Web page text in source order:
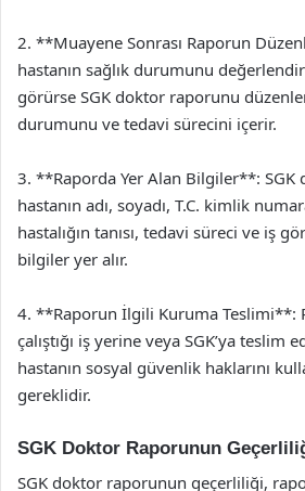
2. **Muayene Sonrası Raporun
hastanın sağlık durumunu
görürse SGK doktor raporunu
durumunu ve tedavi sürecini içerir.
3. **Raporda Yer Alan Bilgiler**: SGK
hastanın adı, soyadı, T.C. kimlik
hastalığın tanısı, tedavi süreci ve iş
bilgiler yer alır.
4. **Raporun İlgili Kuruma Teslimi**:
çalıştığı iş yerine veya SGK’ya teslim
hastanın sosyal güvenlik haklarını
gereklidir.
SGK Doktor Raporunun
SGK doktor raporunun geçerliliği,